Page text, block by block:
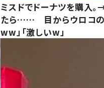
ミスドでドーナツを購入。
たら…… 目からウロコの
ww」「激しいw」